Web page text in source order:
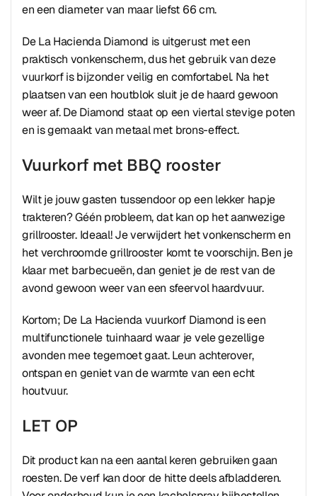
en een diameter van maar liefst 66 cm.
De La Hacienda Diamond is uitgerust met een
praktisch vonkenscherm, dus het gebruik van deze
vuurkorf is bijzonder veilig en comfortabel. Na het
plaatsen van een houtblok sluit je de haard gewoon
weer af. De Diamond staat op een viertal stevige poten
en is gemaakt van metaal met brons-effect.
Vuurkorf met BBQ rooster
Wilt je jouw gasten tussendoor op een lekker hapje
trakteren? Géén probleem, dat kan op het aanwezige
grillrooster. Ideaal! Je verwijdert het vonkenscherm en
het verchroomde grillrooster komt te voorschijn. Ben je
klaar met barbecueën, dan geniet je de rest van de
avond gewoon weer van een sfeervol haardvuur.
Kortom; De La Hacienda vuurkorf Diamond is een
multifunctionele tuinhaard waar je vele gezellige
avonden mee tegemoet gaat. Leun achterover,
ontspan en geniet van de warmte van een echt
houtvuur.
LET OP
Dit product kan na een aantal keren gebruiken gaan
roesten. De verf kan door de hitte deels afbladderen.